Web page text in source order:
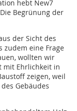
hebt New7
Begrünung der
der Sicht des
zudem eine Frage
wollten wir
mit Ehrlichkeit in
zeigen, weil
Gebäudes